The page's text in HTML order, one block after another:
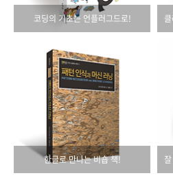
코딩의 기초는 언플러그드로!
한글로 만나는 비숍 책!